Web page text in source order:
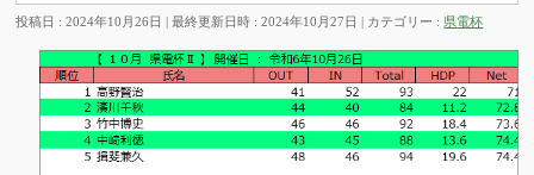
投稿日 : 2024年10月26日 最終更新日時 : 2024年10月27日 カテゴリー : 県電杯